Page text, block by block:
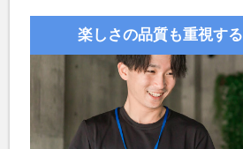
楽しさの品質も重視する